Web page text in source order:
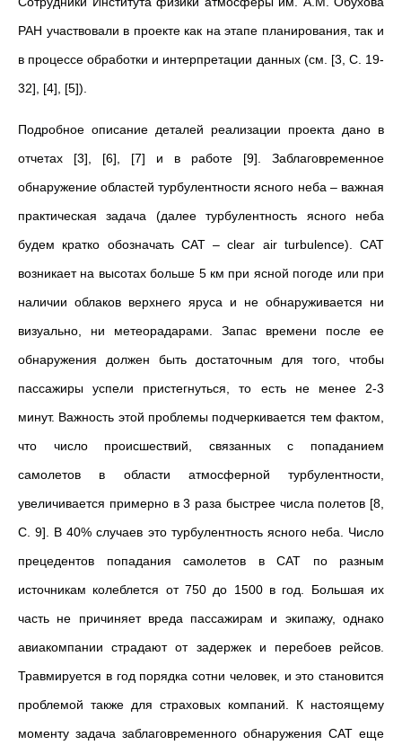
РАН участвовали в проекте как на этапе планирования, так и
в процессе обработки и интерпретации данных (см. [3, С. 19-
32], [4], [5]).
Подробное описание деталей реализации проекта дано в
отчетах [3], [6], [7] и в работе [9]. Заблаговременное
обнаружение областей турбулентности ясного неба – важная
практическая задача (далее турбулентность ясного неба
будем кратко обозначать CAT – clear air turbulence). CAT
возникает на высотах больше 5 км при ясной погоде или при
наличии облаков верхнего яруса и не обнаруживается ни
визуально, ни метеорадарами. Запас времени после ее
обнаружения должен быть достаточным для того, чтобы
пассажиры успели пристегнуться, то есть не менее 2-3
минут. Важность этой проблемы подчеркивается тем фактом,
что число происшествий, связанных с попаданием
самолетов в области атмосферной турбулентности,
увеличивается примерно в 3 раза быстрее числа полетов [8,
С. 9]. В 40% случаев это турбулентность ясного неба. Число
прецедентов попадания самолетов в CAT по разным
источникам колеблется от 750 до 1500 в год. Большая их
часть не причиняет вреда пассажирам и экипажу, однако
авиакомпании страдают от задержек и перебоев рейсов.
Травмируется в год порядка сотни человек, и это становится
проблемой также для страховых компаний. К настоящему
моменту задача заблаговременного обнаружения CAT еще